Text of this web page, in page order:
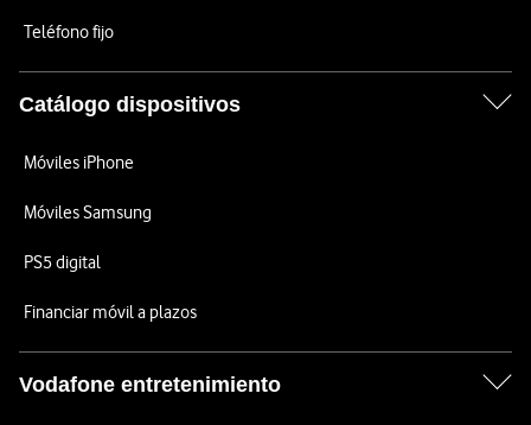
Teléfono fijo
Catálogo dispositivos
Móviles iPhone
Móviles Samsung
PS5 digital
Financiar móvil a plazos
Vodafone entretenimiento